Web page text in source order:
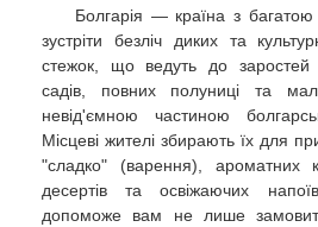
Болгарія — країна з
зустріти безліч диких та
стежок, що ведуть до
садів, повних полуниці та
невід'ємною частиною
Місцеві жителі збирають їх для
"сладко" (варення), ароматних
десертів та освіжаючих
допоможе вам не лише